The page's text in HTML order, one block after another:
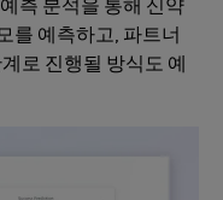
측 분석을 통해 신약
를 예측하고, 파트너
로 진행될 방식도 예